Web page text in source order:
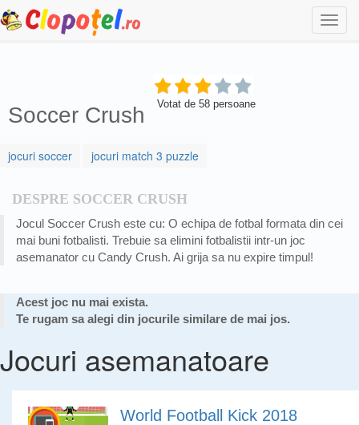
Soccer Crush Votat de 58 persoane
jocuri soccer jocuri match 3 puzzle
DESPRE SOCCER CRUSH
Jocul Soccer Crush este cu: O echipa de fotbal formata din cei
mai buni fotbalisti. Trebuie sa elimini fotbalistii intr-un joc
asemanator cu Candy Crush. Ai grija sa nu expire timpul!
Acest joc nu mai exista.
Te rugam sa alegi din jocurile similare de mai jos.
Jocuri asemanatoare
World Football Kick 2018